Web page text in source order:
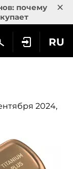
почему
×
RU
2024,